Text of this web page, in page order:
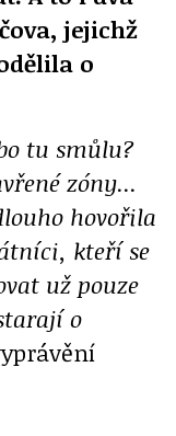
jejichž
o
tu smůlu?
zóny...
hovořila
kteří se
už pouze
o